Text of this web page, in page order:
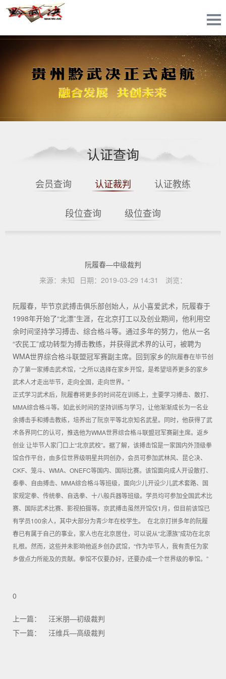
认证查询
会员查询 认证裁判 认证教练
段位查询 级位查询
阮履春—中级裁判
来源： 未知 日期： 2019-03-29 14:31 浏览：
阮履春，毕节京武搏击俱乐部创始人，从小喜爱武术，阮履春于
1998年开始了“北漂”生涯，在北京打工以及创业期间，他利用空
余时间坚持学习搏击、综合格斗等。通过多年的努力，他从一名
“农民工”成功转型为搏击教练，并获得武术界的认可，被聘为
WMA世界综合格斗联盟冠军赛副主席。回到家乡的阮履春在毕节创
办了第一家搏击武术馆，“之所以选择在家乡开馆，是希望培养更多的家乡
武术人才走出毕节，走向全国，走向世界。”
正式学习武术后，阮履春将更多的时间花在训练上，主要学习搏击、散打、
MMA综合格斗等。如此长时间的坚持训练与学习，让他渐渐成长为一名业
余搏击手和搏击教练，培养出了阮京平等北京知名武星。同时，他获得了武
术各界同仁的认可，推选他为WMA世界综合格斗联盟冠军赛副主席。 返乡
创业 让毕节人家门口上“北京武校”。据了解，该搏击馆是一家国内外顶级拳
馆合作平台，由多位世界级明星共同创办，会员可参加武林风、昆仑决、
CKF、笼斗、WMA、ONEFC等国内、国际比赛。 该馆面向成人开设散打、
泰拳、自由搏击、MMA综合格斗等班级，面向少儿开设少儿武术套路、国
家规定拳、传统拳、自选拳、十八般兵器等班级。学员均可参加全国武术比
赛、国际武术比赛、影视拍摄等。 京武搏击虽然开馆仅1月，但目前该馆已
有学员100余人，其中大部分为青少年在校学生。
在北京打拼多年的阮履
春已有属于自己的事业，家人也在北京居住，可以说从“北漂族”成功在北京
扎根。然而，这些并未影响他返乡创办武馆，“作为毕节人，我有责任为家
乡做点力所能及的贡献。拳馆不仅要办好，还要办成一个世界级的拳馆。”
0
上一篇：
汪米朋—初级裁判
下一篇：
汪维兵—高级裁判